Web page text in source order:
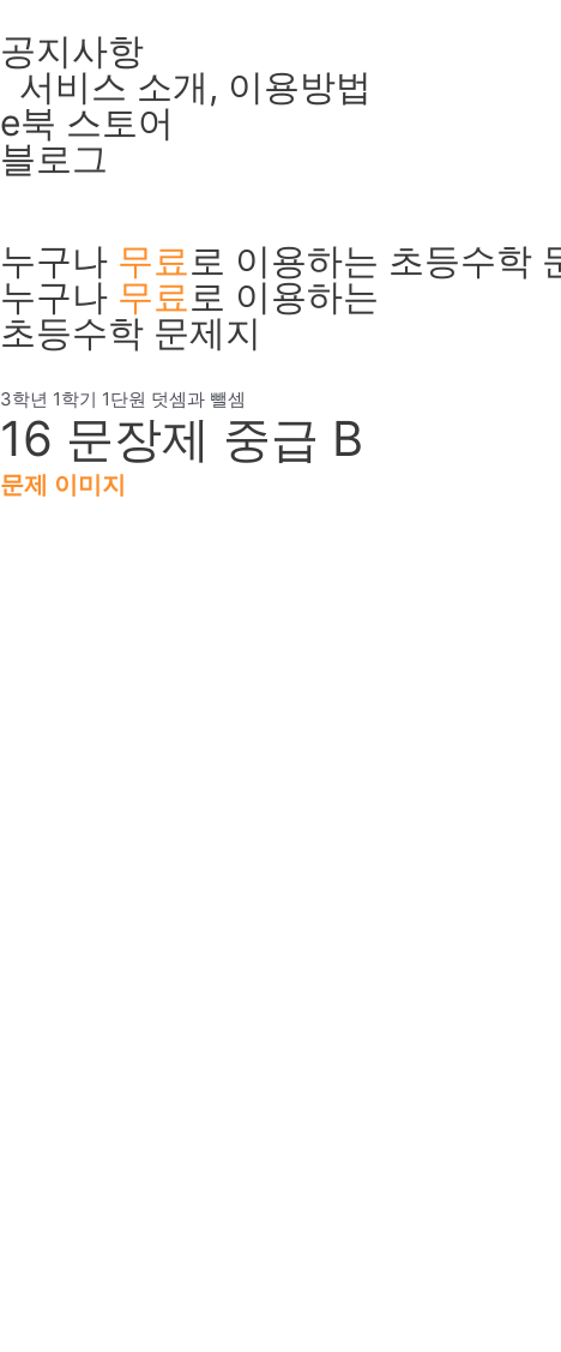
텐
로
건
너
기
공지사항
서비스 소개, 이용방법
e북 스토어
블로그
누구나 무료로 이용하는 초등수학
누구나 무료로 이용하는
초등수학 문제지
3학년 1학기 1단원 덧셈과 뺄셈
16 문장제 중급 B
문제 이미지